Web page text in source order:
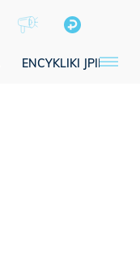
ENCYKLIKI JPII